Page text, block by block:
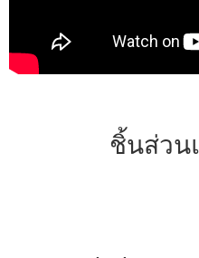
ชิ้นส่วน